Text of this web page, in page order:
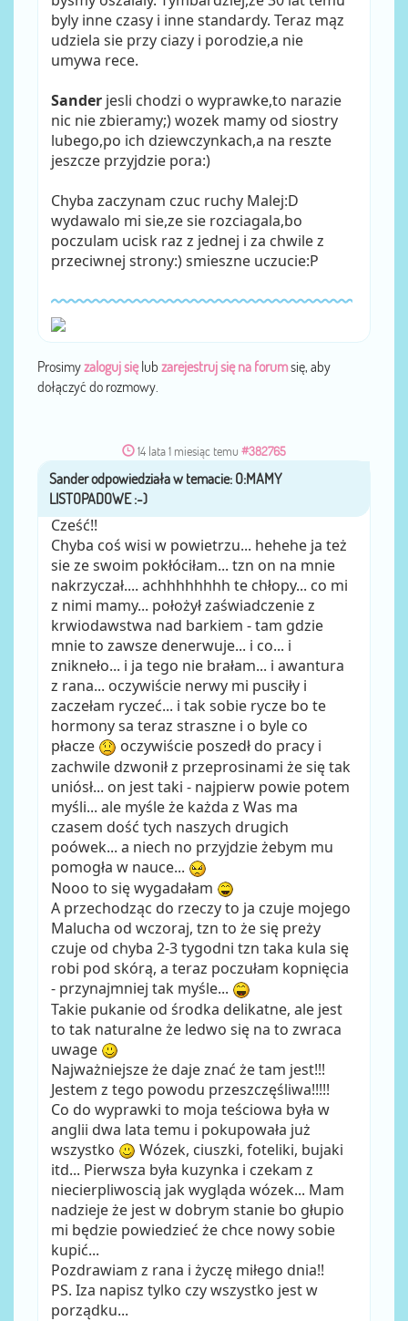
byly inne czasy i inne standardy. Teraz mąz
udziela sie przy ciazy i porodzie,a nie
umywa rece.
Sander jesli chodzi o wyprawke,to narazie
nic nie zbieramy;) wozek mamy od siostry
lubego,po ich dziewczynkach,a na reszte
jeszcze przyjdzie pora:)
Chyba zaczynam czuc ruchy Malej:D
wydawalo mi sie,ze sie rozciagala,bo
poczulam ucisk raz z jednej i za chwile z
przeciwnej strony:) smieszne uczucie:P
Prosimyzaloguj sięlub zarejestruj się na forumsię, aby
dołączyć do rozmowy.
14 lata 1 miesiąc temu #382765
przezSander
Cześć!!
Chyba coś wisi w powietrzu... hehehe ja też
sie ze swoim pokłóciłam... tzn on na mnie
nakrzyczał.... achhhhhhhh te chłopy... co mi
z nimi mamy... położył zaświadczenie z
krwiodawstwa nad barkiem - tam gdzie
mnie to zawsze denerwuje... i co... i
znikneło... i ja tego nie brałam... i awantura
z rana... oczywiście nerwy mi pusciły i
zaczełam ryczeć... i tak sobie rycze bo te
hormony sa teraz straszne i o byle co
płacze
oczywiście poszedł do pracy i
zachwile dzwonił z przeprosinami że się tak
uniósł... on jest taki - najpierw powie potem
myśli... ale myśle że każda z Was ma
czasem dość tych naszych drugich
poówek... a niech no przyjdzie żebym mu
pomogła w nauce...
Nooo to się wygadałam
A przechodząc do rzeczy to ja czuje mojego
Malucha od wczoraj, tzn to że się preży
czuje od chyba 2-3 tygodni tzn taka kula się
robi pod skórą, a teraz poczułam kopnięcia
- przynajmniej tak myśle...
Takie pukanie od środka delikatne, ale jest
to tak naturalne że ledwo się na to zwraca
uwage
Najważniejsze że daje znać że tam jest!!!
Jestem z tego powodu przeszczęśliwa!!!!!
Co do wyprawki to moja teściowa była w
anglii dwa lata temu i pokupowała już
wszystko
Wózek, ciuszki, foteliki, bujaki
itd... Pierwsza była kuzynka i czekam z
niecierpliwoscią jak wygląda wózek... Mam
nadzieje że jest w dobrym stanie bo głupio
mi będzie powiedzieć że chce nowy sobie
kupić...
Pozdrawiam z rana i życzę miłego dnia!!
PS. Iza napisz tylko czy wszystko jest w
porządku...